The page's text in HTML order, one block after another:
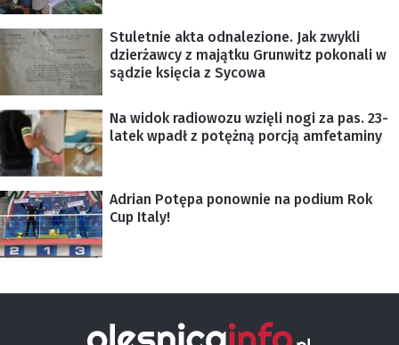
Stuletnie akta odnalezione. Jak zwykli
dzierżawcy z majątku Grunwitz pokonali w
sądzie księcia z Sycowa
Na widok radiowozu wzięli nogi za pas. 23-
latek wpadł z potężną porcją amfetaminy
Adrian Potępa ponownie na podium Rok
Cup Italy!